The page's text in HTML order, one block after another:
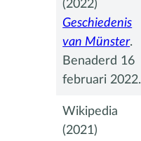
(2022)
Geschiedenis
van Münster.
Benaderd 16
februari 2022.
Wikipedia
(2021)